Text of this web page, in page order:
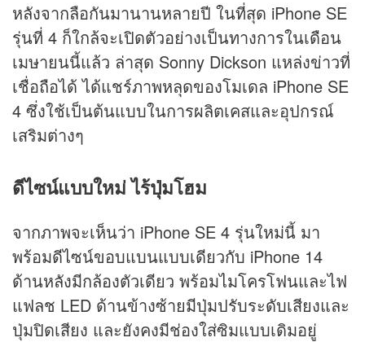
หลังจากลือกันมานานหลายปี ในที่สุด iPhone SE
รุ่นที่ 4 ก็ใกล้จะเปิดตัวอย่างเป็นทางการในเดือน
เมษายนนี้แล้ว ล่าสุด Sonny Dickson แหล่งข่าวที่
เชื่อถือได้ ได้แชร์ภาพหลุดของโมเดล iPhone SE
4 ซึ่งใช้เป็นต้นแบบในการผลิตเคสและอุปกรณ์
เสริมต่างๆ
ดีไซน์แบบใหม่ ไร้ปุ่มโฮม
จากภาพจะเห็นว่า iPhone SE 4 รุ่นใหม่นี้ มา
พร้อมดีไซน์ขอบแบนแบบเดียวกับ iPhone 14
ด้านหลังมีกล้องตัวเดียว พร้อมไมโครโฟนและไฟ
แฟลช LED ด้านข้างซ้ายมีปุ่มปรับระดับเสียงและ
ปุ่มปิดเสียง และยังคงมีช่องใส่ซิมแบบเดิมอยู่